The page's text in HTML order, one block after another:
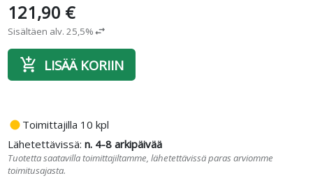
121,90 €
Sisältäen alv. 25,5%swap_horiz
add_shopping_cart LISÄÄ KORIIN
fiber_manual_record Toimittajilla 10 kpl
Lähetettävissä:n. 4-8 arkipäivää
Tuotetta saatavilla toimittajiltamme, lähetettävissä paras arviomme
toimitusajasta.